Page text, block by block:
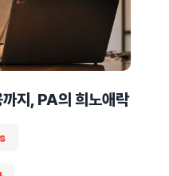
지, PA의 희노애락